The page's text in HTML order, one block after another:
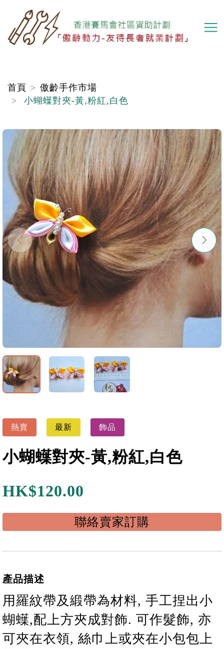
主
內
首頁
傲齡手作市場
小蝴蠂對夾-黃,粉紅,白色
熱賣 最新 飾品
小蝴蠂對夾-黃,粉紅,白色
HK$120.00
聯絡賣家訂購
產品描述
用羅紋帶及緞帶為材料, 手工捏出小
蝴蠂,配上方夾成對飾. 可作髮飾, 亦
可夾在衣領, 絲巾上或夾在小包包上